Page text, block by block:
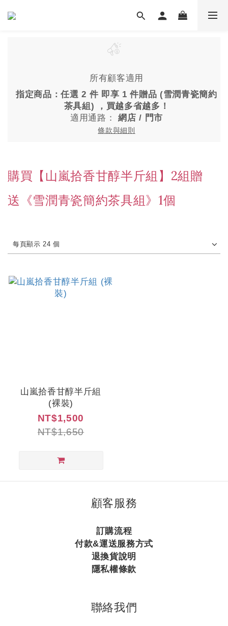
所有顧客適用
指定商品：任選 2 件 即享 1 件贈品 (雪潤青瓷簡約
茶具組) ，買越多省越多！
適用通路：網店 / 門市
條款與細則
購買【山嵐拾香甘醇半斤組】2組贈
送《雪潤青瓷簡約茶具組》1個
每頁顯示 24 個
山嵐拾香甘醇半斤組
(裸裝)
NT$1,500
NT$1,650
顧客服務
訂購流程
付款&運送服務方式
退換貨說明
隱私權條款
聯絡我們